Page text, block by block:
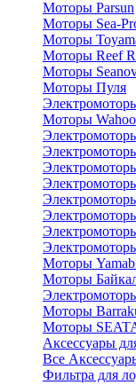
Моторы Parsun
Моторы Sea-
Моторы
Моторы Reef
Моторы
Моторы Пуля
Моторы Wahoo
Моторы
Моторы
Моторы
Моторы
Аксессуары
Все
Фильтра для